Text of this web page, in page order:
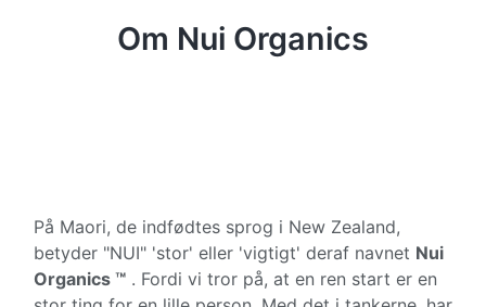
Om Nui Organics
På Maori, de indfødtes sprog i New Zealand,
betyder "NUI" 'stor' eller 'vigtigt' deraf navnet Nui
Organics ™. Fordi vi tror på, at en ren start er en